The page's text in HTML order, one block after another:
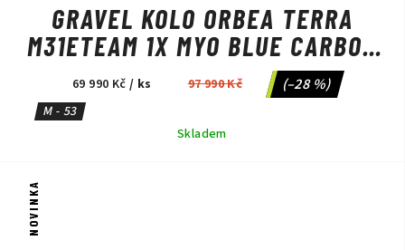
GRAVEL KOLO ORBEA TERRA
M31ETEAM 1X MYO BLUE CARBON
VIEW/METALLIC GOLDEN SAND
69 990 Kč / ks 97 990 Kč (–28 %)
M - 53
Skladem
NOVINKA